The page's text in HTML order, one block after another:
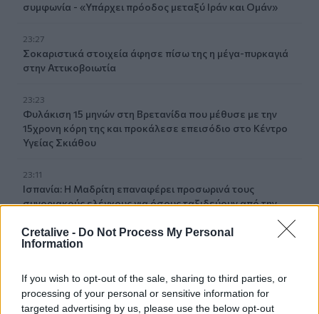
Cretalive - Do Not Process My Personal
Information
If you wish to opt-out of the sale, sharing to third parties, or
processing of your personal or sensitive information for
targeted advertising by us, please use the below opt-out
συμφωνία - «Υπάρχει πρόοδος μεταξύ Ιράν και Ομάν»
23:27
Σοκαριστικά στοιχεία άφησε πίσω της η μέγα-πυρκαγιά
στην Αττικοβοιωτία
23:23
Φυλάκιση 15 μηνών στη Βρετανίδα που μέθυσε με την
15χρονη κόρη της και προκάλεσε επεισόδιο στο Κέντρο
Υγείας Σκιάθου
23:11
Ισπανία: Η Μαδρίτη επαναφέρει προσωρινά τους
συνοριακούς ελέγχους για όσους ταξιδεύουν από την
23:02
επιτέθηκε με μαχαίρι και τραυμάτισε δύο άτομα
22:47